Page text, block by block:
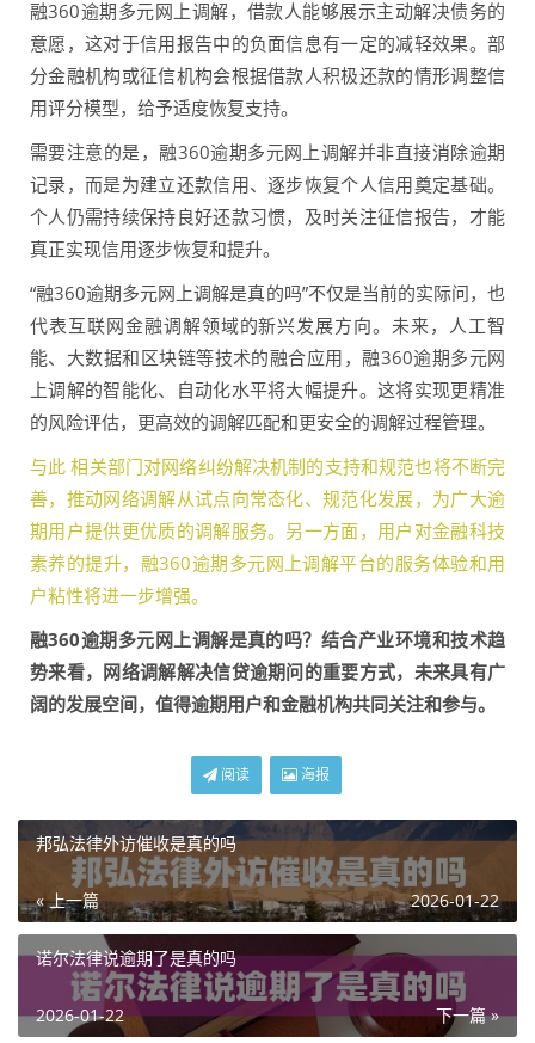
融360逾期多元网上调解，借款人能够展示主动解决债务的
意愿，这对于信用报告中的负面信息有一定的减轻效果。部
分金融机构或征信机构会根据借款人积极还款的情形调整信
用评分模型，给予适度恢复支持。
需要注意的是，融360逾期多元网上调解并非直接消除逾期
记录，而是为建立还款信用、逐步恢复个人信用奠定基础。
个人仍需持续保持良好还款习惯，及时关注征信报告，才能
真正实现信用逐步恢复和提升。
“融360逾期多元网上调解是真的吗”不仅是当前的实际问，也
代表互联网金融调解领域的新兴发展方向。未来，人工智
能、大数据和区块链等技术的融合应用，融360逾期多元网
上调解的智能化、自动化水平将大幅提升。这将实现更精准
的风险评估，更高效的调解匹配和更安全的调解过程管理。
与此 相关部门对网络纠纷解决机制的支持和规范也将不断完
善，推动网络调解从试点向常态化、规范化发展，为广大逾
期用户提供更优质的调解服务。另一方面，用户对金融科技
素养的提升，融360逾期多元网上调解平台的服务体验和用
户粘性将进一步增强。
融360逾期多元网上调解是真的吗？结合产业环境和技术趋
势来看，网络调解解决信贷逾期问的重要方式，未来具有广
阔的发展空间，值得逾期用户和金融机构共同关注和参与。
阅读 海报
邦弘法律外访催收是真的吗
« 上一篇 2026-01-22
诺尔法律说逾期了是真的吗
下一篇 »
2026-01-22